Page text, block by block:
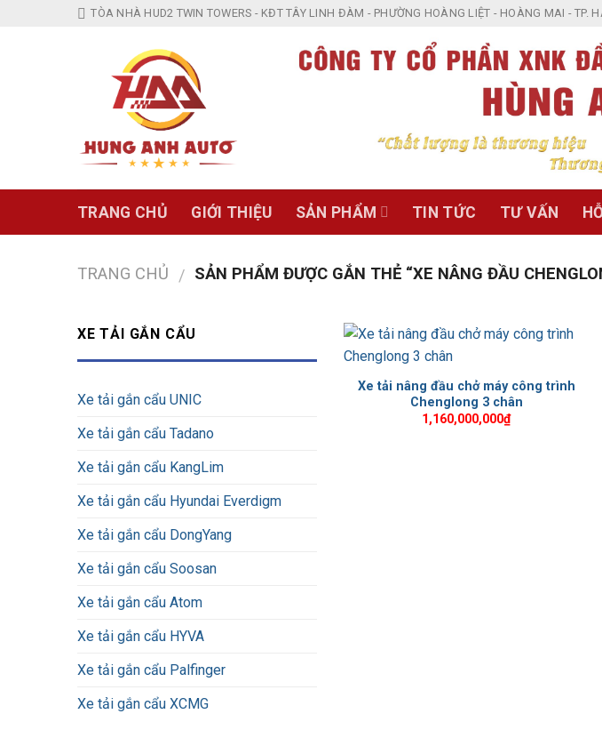
TÒA NHÀ HUD2 TWIN TOWERS - KĐT TÂY LINH ĐÀM - PHƯỜNG HOÀNG LIỆT - HOÀNG MAI - TP.
TRANG CHỦ GIỚI THIỆU SẢN PHẨM TIN TỨC TƯ VẤN
TRANG CHỦ / SẢN PHẨM ĐƯỢC GẮN THẺ “XE NÂNG ĐẦU
XE TẢI GẮN CẨU
Xe tải gắn cẩu UNIC
Xe tải gắn cẩu Tadano
Xe tải gắn cẩu KangLim
Xe tải gắn cẩu Hyundai Everdigm
Xe tải gắn cẩu DongYang
Xe tải gắn cẩu Soosan
Xe tải gắn cẩu Atom
Xe tải gắn cẩu HYVA
Xe tải gắn cẩu Palfinger
Xe tải gắn cẩu XCMG
Wishlist
Xe tải nâng đầu chở máy công trình
Chenglong 3 chân
1,160,000,000₫